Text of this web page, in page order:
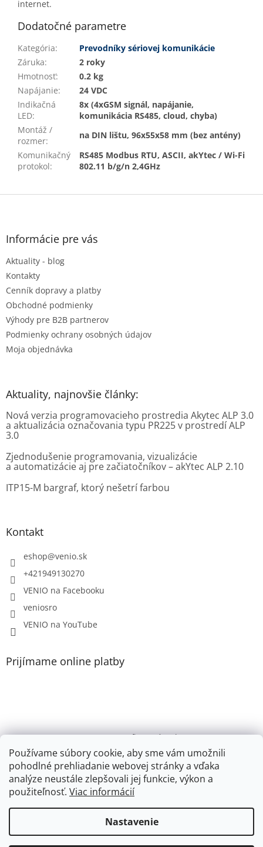
Používame súbory cookie, aby sme vám umožnili
pohodlné prehliadanie webovej stránky a vďaka
analýze neustále zlepšovali jej funkcie, výkon a
použiteľnosť. Viac informácií
Nastavenie
internet.
Dodatočné parametre
Kategória:
Prevodníky sériovej komunikácie
Záruka:
2 roky
Hmotnosť:
0.2 kg
Napájanie:
24 VDC
Indikačná
LED:
8x (4xGSM signál, napájanie,
komunikácia RS485, cloud, chyba)
Montáž /
rozmer:
na DIN lištu, 96x55x58 mm (bez antény)
Komunikačný
protokol:
RS485 Modbus RTU, ASCII, akYtec / Wi-Fi
802.11 b/g/n 2,4GHz
Z
Informácie pre vás
Aktuality - blog
Kontakty
Cenník dopravy a platby
Obchodné podmienky
Výhody pre B2B partnerov
Podmienky ochrany osobných údajov
Moja objednávka
Aktuality, najnovšie články:
Nová verzia programovacieho prostredia Akytec ALP 3.0
a aktualizácia označovania typu PR225 v prostredí ALP
3.0
Zjednodušenie programovania, vizualizácie
a automatizácie aj pre začiatočníkov – akYtec ALP 2.10
ITP15-M bargraf, ktorý nešetrí farbou
Kontakt
eshop@venio.sk
+421949130270
VENIO na Facebooku
veniosro
VENIO na YouTube
Prijímame online platby
VENIO, s.r.o. - firemný web /
Videonávody YouTube k PR200, PR100, PR110, PR102
Youtube VENIO
Vytvoril Shoptet